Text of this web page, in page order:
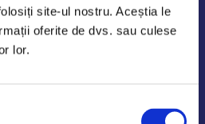
site-ul nostru. Aceștia le
oferite de dvs. sau culese
lor.
14:00